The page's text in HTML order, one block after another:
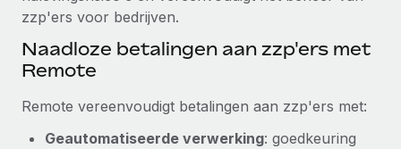
mobiele groeiadviessector, zet zich sinds 2016...
Meer informatie
zzp'ers voor bedrijven.
Naadloze betalingen aan zzp'ers met
Remote
Remote vereenvoudigt betalingen aan zzp'ers met:
Geautomatiseerde verwerking: goedkeuring